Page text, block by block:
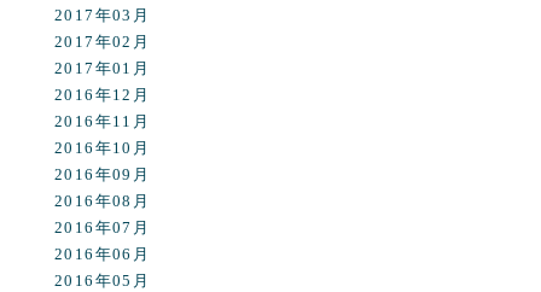
2017年03月
2017年02月
2017年01月
2016年12月
2016年11月
2016年10月
2016年09月
2016年08月
2016年07月
2016年06月
2016年05月